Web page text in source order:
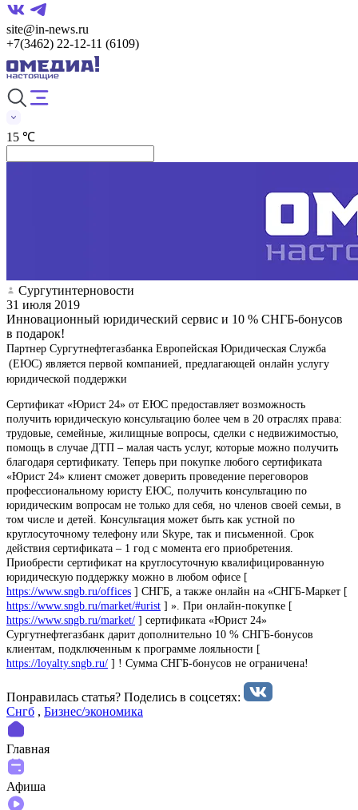
site@in-news.ru
+7(3462) 22-12-11 (6109)
15 ℃
Сургутинтерновости
31 июля 2019
Инновационный юридический сервис и 10 % СНГБ-бонусов
в подарок!
Партнер Сургутнефтегазбанка Европейская Юридическая Служба
(ЕЮС) является первой компанией, предлагающей онлайн услугу
юридической поддержки
Сертификат «Юрист 24» от ЕЮС предоставляет возможность
получить юридическую консультацию более чем в 20 отраслях права:
трудовые, семейные, жилищные вопросы, сделки с недвижимостью,
помощь в случае ДТП – малая часть услуг, которые можно получить
благодаря сертификату. Теперь при покупке любого сертификата
«Юрист 24» клиент сможет доверить проведение переговоров
профессиональному юристу ЕЮС, получить консультацию по
юридическим вопросам не только для себя, но членов своей семьи, в
том числе и детей. Консультация может быть как устной по
круглосуточному телефону или Skype, так и письменной. Срок
действия сертификата – 1 год с момента его приобретения.
Приобрести сертификат на круглосуточную квалифицированную
юридическую поддержку можно в любом офисе [
https://www.sngb.ru/offices ] СНГБ, а также онлайн на «СНГБ-Маркет [
https://www.sngb.ru/market/#urist ] ». При онлайн-покупке [
https://www.sngb.ru/market/ ] сертификата «Юрист 24»
Сургутнефтегазбанк дарит дополнительно 10 % СНГБ-бонусов
клиентам, подключенным к программе лояльности [
https://loyalty.sngb.ru/ ] ! Сумма СНГБ-бонусов не ограничена!
Понравилась статья? Поделиcь в соцсетях:
Снгб , Бизнес/экономика
Главная
Афиша